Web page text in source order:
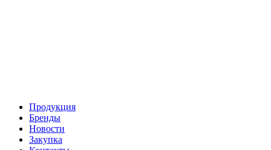
Продукция
Бренды
Новости
Закупка